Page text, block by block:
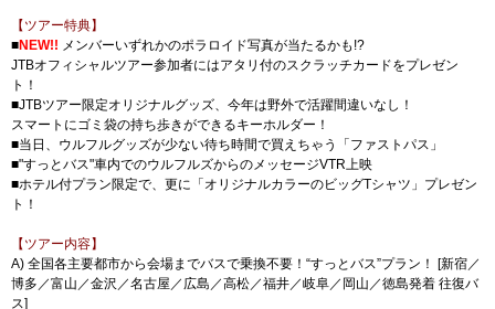
【ツアー特典】
■NEW!! メンバーいずれかのポラロイド写真が当たるかも!?
JTBオフィシャルツアー参加者にはアタリ付のスクラッチカードをプレゼン
ト！
■JTBツアー限定オリジナルグッズ、今年は野外で活躍間違いなし！
スマートにゴミ袋の持ち歩きができるキーホルダー！
■当日、ウルフルグッズが少ない待ち時間で買えちゃう「ファストパス」
■"すっとバス"車内でのウルフルズからのメッセージVTR上映
■ホテル付プラン限定で、更に「オリジナルカラーのビッグTシャツ」プレゼン
ト！
【ツアー内容】
A) 全国各主要都市から会場までバスで乗換不要！“すっとバス”プラン！ [新宿／
博多／富山／金沢／名古屋／広島／高松／福井／岐阜／岡山／徳島発着 往復バ
ス]